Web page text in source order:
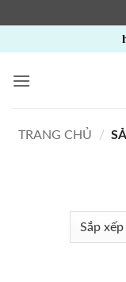
qua
nội
TRANG CHỦ /